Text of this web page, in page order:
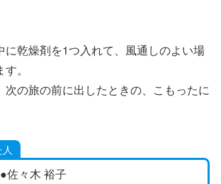
に乾燥剤を1つ入れて、風通しのよい場
。
次の旅の前に出したときの、こもったに
●佐々木 裕子